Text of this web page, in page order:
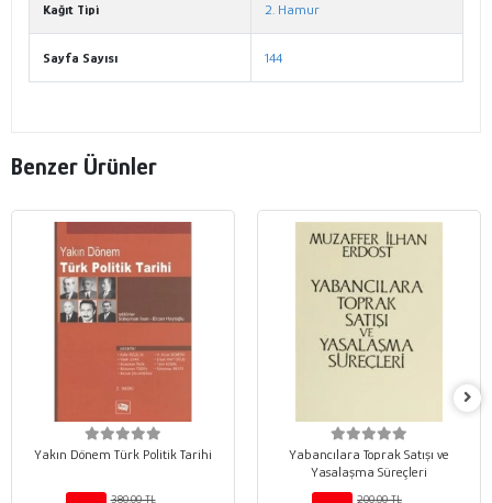
Kağıt Tipi 2. Hamur
Sayfa Sayısı 144
Benzer Ürünler
Yakın Dönem Türk Politik Tarihi
380,00 TL
Yabancılara Toprak Satışı ve
Yasalaşma Süreçleri
200,00 TL